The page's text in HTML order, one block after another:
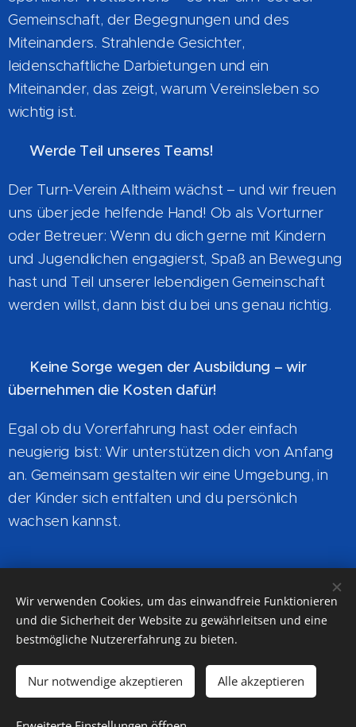
Gemeinschaft, der Begegnungen und des
Miteinanders. Strahlende Gesichter,
leidenschaftliche Darbietungen und ein
Miteinander, das zeigt, warum Vereinsleben so
wichtig ist.
🤝Werde Teil unseres Teams!
Der Turn-Verein Altheim wächst – und wir freuen
uns über jede helfende Hand! Ob als Vorturner
oder Betreuer: Wenn du dich gerne mit Kindern
und Jugendlichen engagierst, Spaß an Bewegung
hast und Teil unserer lebendigen Gemeinschaft
werden willst, dann bist du bei uns genau richtig.
Keine Sorge wegen der Ausbildung – wir
übernehmen die Kosten dafür!
Egal ob du Vorerfahrung hast oder einfach
neugierig bist: Wir unterstützen dich von Anfang
an. Gemeinsam gestalten wir eine Umgebung, in
der Kinder sich entfalten und du persönlich
wachsen kannst.
Auf Facebook teilen
Wir verwenden Cookies, um das einwandfreie Funktionieren
und die Sicherheit der Website zu gewährleitsen und eine
bestmögliche Nutzererfahrung zu bieten.
Nur notwendige akzeptieren Alle akzeptieren